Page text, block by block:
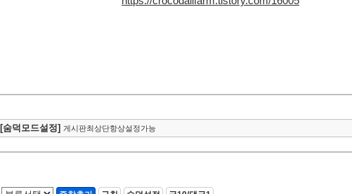
[숨덕모드설정] 게시판최상단항상설정가능